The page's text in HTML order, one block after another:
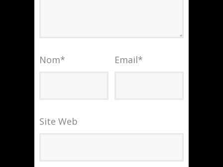
Nom* Email*
Site Web